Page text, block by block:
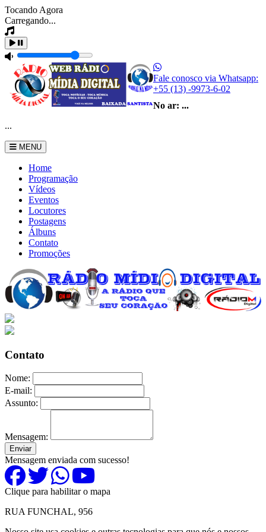
Tocando Agora
Carregando...
Fale conosco via Whatsapp:
+55 (13) -9973-6-02
No ar: ...
...
MENU
Home
Programação
Vídeos
Eventos
Locutores
Postagens
Álbuns
Contato
Promoções
Contato
Nome:
E-mail:
Assunto:
Mensagem:
Enviar
Mensagem enviada com sucesso!
Clique para habilitar o mapa
RUA FUNCHAL, 956